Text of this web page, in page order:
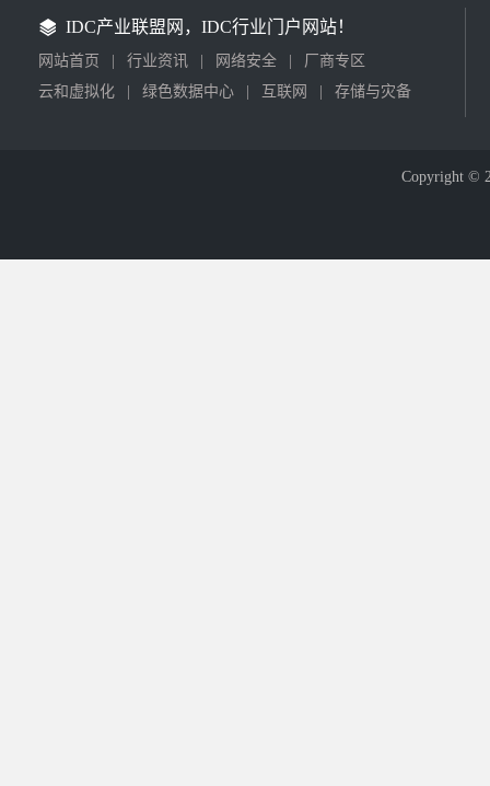
IDC产业联盟网，IDC行业门户网站！
网站首页 行业资讯 网络安全
厂商专区
云和虚拟化
绿色数据中心 互联网 存储与灾备
Copyright ©